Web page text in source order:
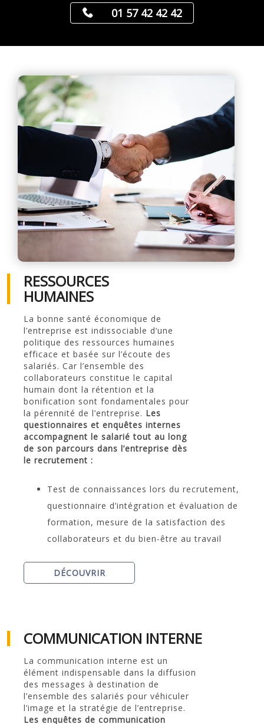
01 57 42 42 42
RESSOURCES
HUMAINES
La bonne santé économique de
l’entreprise est indissociable d’une
politique des ressources humaines
efficace et basée sur l’écoute des
salariés. Car l’ensemble des
collaborateurs constitue le capital
humain dont la rétention et la
bonification sont fondamentales pour
la pérennité de l’entreprise. Les
questionnaires et enquêtes internes
accompagnent le salarié tout au long
de son parcours dans l’entreprise dès
le recrutement :
Test de connaissances lors du recrutement,
questionnaire d’intégration et évaluation de
formation, mesure de la satisfaction des
collaborateurs et du bien-être au travail
DÉCOUVRIR
COMMUNICATION INTERNE
La communication interne est un
élément indispensable dans la diffusion
des messages à destination de
l’ensemble des salariés pour véhiculer
l’image et la stratégie de l’entreprise.
Les enquêtes de communication